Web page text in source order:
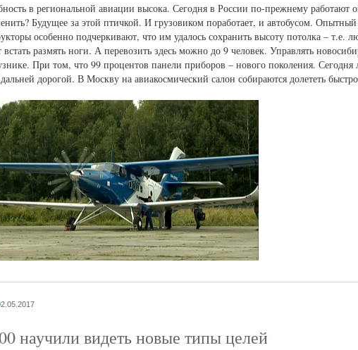
в региональной авиации высока. Сегодня в России по-прежнему работают
Будущее за этой птичкой. И грузовиком поработает, и автобусом.
особенно подчеркивают, что им удалось сохранить высоту потолка – т.е.
встать размять ноги. А перевозить здесь можно до 9 человек. Управлять
При том, что 99 процентов панели приборов – нового поколения. Сегодня
дорогой. В Москву на авиакосмический салон собираются долететь
научили видеть новые типы целей